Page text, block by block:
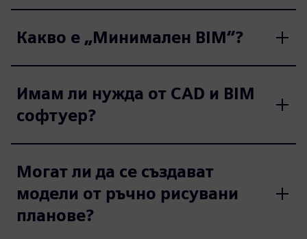
Какво е „Минимален BIM“?
Имам ли нужда от CAD и BIM
софтуер?
Могат ли да се създават
модели от ръчно рисувани
планове?